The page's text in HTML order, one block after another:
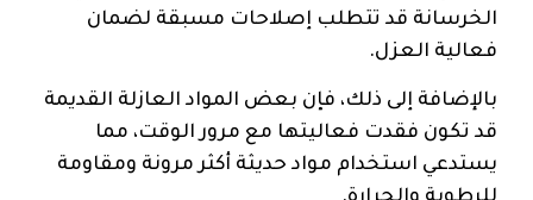
الخرسانة قد تتطلب إصلاحات مسبقة لضمان
فعالية العزل.
بالإضافة إلى ذلك، فإن بعض المواد العازلة القديمة
قد تكون فقدت فعاليتها مع مرور الوقت، مما
يستدعي استخدام مواد حديثة أكثر مرونة ومقاومة